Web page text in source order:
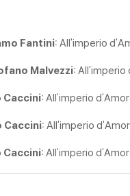
Mundi's production has
and, though ultimately
Awards
ingeniously
at times,
underpinned by a
Fantini: All'imperio
Malvezzi: All'imperio
Caccini: All'imperio
Caccini: All'imperio
Caccini: All'imperio